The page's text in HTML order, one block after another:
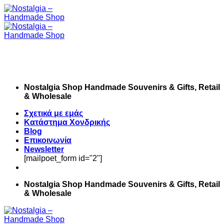
Skip
to
content
Nostalgia Shop Handmade Souvenirs & Gifts, Retail
& Wholesale
Σχετικά με εμάς
Κατάστημα Χονδρικής
Blog
Επικοινωνία
Newsletter
[mailpoet_form id="2"]
Nostalgia Shop Handmade Souvenirs & Gifts, Retail
& Wholesale